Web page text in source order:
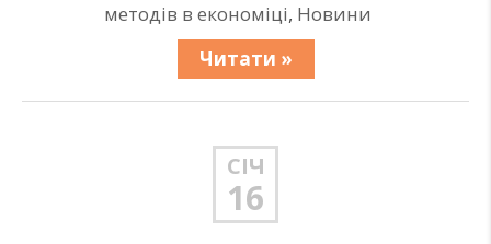
методів в економіці, Новини
Читати »
СІЧ
16